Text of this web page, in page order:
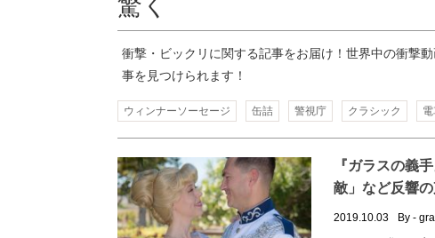
驚く
衝撃・ビックリに関する記事をお届け！世界中の衝撃
事を見つけられます！
ウィンナーソーセージ 缶詰 警視庁 クラシック
『ガラスの義
敵」など反響
2019.10.03
By -